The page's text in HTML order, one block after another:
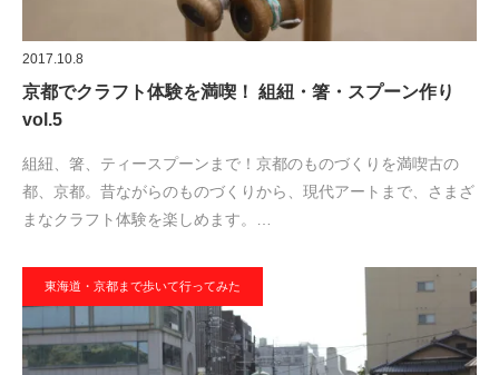
2017.10.8
京都でクラフト体験を満喫！ 組紐・箸・スプーン作り
vol.5
組紐、箸、ティースプーンまで！京都のものづくりを満喫古の
都、京都。昔ながらのものづくりから、現代アートまで、さまざ
まなクラフト体験を楽しめます。…
東海道・京都まで歩いて行ってみた